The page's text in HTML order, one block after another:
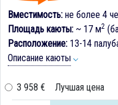
Вместимость: не более 4
Площадь каюты: ~ 17 м2
Расположение: 13-14
Описание каюты
3 958 € Лучшая цена